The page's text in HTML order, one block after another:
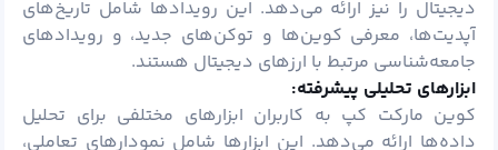
دیجیتال را نیز ارائه می‌دهد. این رویدادها شامل تاریخ‌های
آپدیت‌ها، معرفی کوین‌ها و توکن‌های جدید، و رویدادهای
جامعه‌شناسی مرتبط با ارزهای دیجیتال هستند.
ابزارهای تحلیلی پیشرفته:
کوین مارکت کپ به کاربران ابزارهای مختلفی برای تحلیل
داده‌ها ارائه می‌دهد. این ابزارها شامل نمودارهای تعاملی،